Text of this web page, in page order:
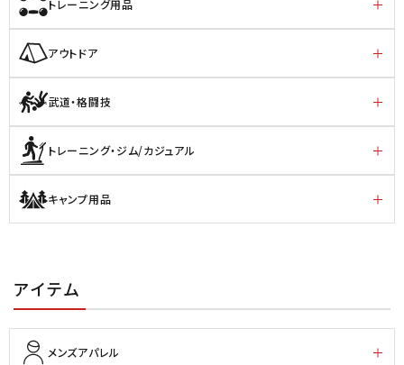
トレーニング用品
アウトドア
武道・格闘技
トレーニング・ジム/カジュアル
キャンプ用品
アイテム
メンズアパレル